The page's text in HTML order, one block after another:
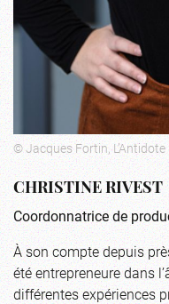
© Jacques Fortin,
CHRISTINE RIVEST
Coordonnatrice de
À son compte depuis
été entrepreneure dans
différentes expériences